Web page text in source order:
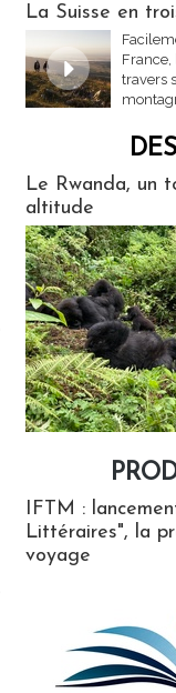
La Suisse en
France,
travers
Le Rwanda, un
altitude
IFTM :
Littéraires", la
voyage